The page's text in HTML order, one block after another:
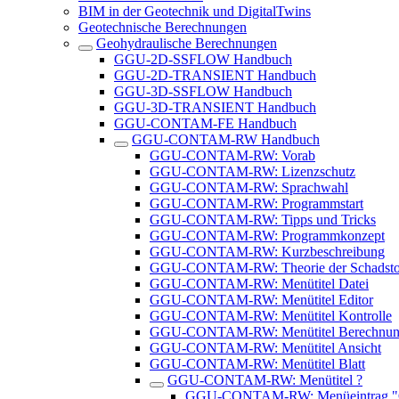
BIM in der Geotechnik und DigitalTwins
Geotechnische Berechnungen
Geohydraulische Berechnungen
GGU-2D-SSFLOW Handbuch
GGU-2D-TRANSIENT Handbuch
GGU-3D-SSFLOW Handbuch
GGU-3D-TRANSIENT Handbuch
GGU-CONTAM-FE Handbuch
GGU-CONTAM-RW Handbuch
GGU-CONTAM-RW: Vorab
GGU-CONTAM-RW: Lizenzschutz
GGU-CONTAM-RW: Sprachwahl
GGU-CONTAM-RW: Programmstart
GGU-CONTAM-RW: Tipps und Tricks
GGU-CONTAM-RW: Programmkonzept
GGU-CONTAM-RW: Kurzbeschreibung
GGU-CONTAM-RW: Theorie der
GGU-CONTAM-RW: Menütitel Datei
GGU-CONTAM-RW: Menütitel Editor
GGU-CONTAM-RW: Menütitel Kontrolle
GGU-CONTAM-RW: Menütitel
GGU-CONTAM-RW: Menütitel Ansicht
GGU-CONTAM-RW: Menütitel Blatt
GGU-CONTAM-RW: Menütitel ?
GGU-CONTAM-RW: Menüeintrag